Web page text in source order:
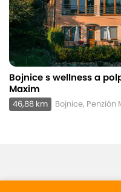
Bojnice s wellness a
Maxim
46,88 km Bojnice, Penzión